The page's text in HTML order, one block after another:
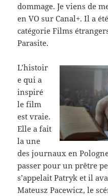
dommage. Je viens de
en VO sur Canal+. Il a
catégorie Films
Parasite.
L’histoir
e qui a
inspiré
le film
est vraie.
Elle a fait
la une
des journaux en
passer pour un prêtre
s’appelait Patryk et il
Mateusz Pacewicz, le